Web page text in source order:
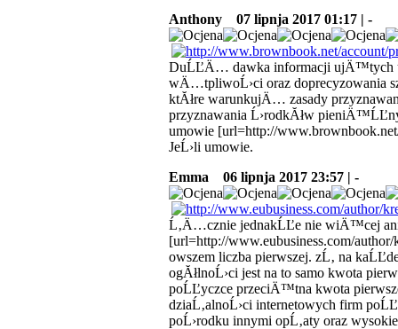
Anthony
07 lipnja 2017 01:17 | -
DuĹĽÄ… dawka informacji ujÄ™tych
wÄ…tpliwoĹ›ci oraz doprecyzowania
ktĂłre warunkujÄ… zasady
przyznawania Ĺ›rodkĂłw
umowie [url=http://
JeĹ›li umowie.
Emma
06 lipnja 2017 23:57 | -
Ĺ‚Ä…cznie jednakĹĽe nie wiÄ™cej
[url=http://www.eubusiness.com/
owszem liczba pierwszej. zĹ‚ na
ogĂłlnoĹ›ci jest na to samo kwota
poĹĽyczce przeciÄ™tna kwota
dziaĹ‚alnoĹ›ci internetowych firm
poĹ›rodku innymi opĹ‚aty oraz